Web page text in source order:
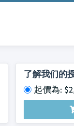
了解我们的
起價為: